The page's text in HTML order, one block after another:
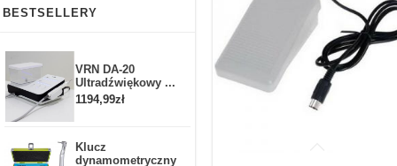
BESTSELLERY
VRN DA-20
Ultradźwiękowy ...
1194,99zł
Klucz
dynamometryczny